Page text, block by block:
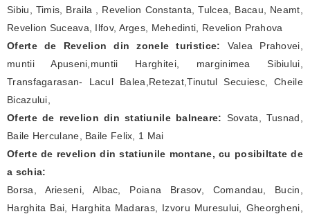
Sibiu, Timis, Braila , Revelion Constanta, Tulcea, Bacau, Neamt,
Revelion Suceava, Ilfov, Arges, Mehedinti, Revelion Prahova
Oferte de Revelion din zonele turistice: Valea Prahovei,
muntii Apuseni,muntii Harghitei, marginimea Sibiului,
Transfagarasan- Lacul Balea,Retezat,Tinutul Secuiesc, Cheile
Bicazului,
Oferte de revelion din statiunile balneare: Sovata, Tusnad,
Baile Herculane, Baile Felix, 1 Mai
Oferte de revelion din statiunile montane, cu posibiltate de
a schia:
Borsa, Arieseni, Albac, Poiana Brasov, Comandau, Bucin,
Harghita Bai, Harghita Madaras, Izvoru Muresului, Gheorgheni,